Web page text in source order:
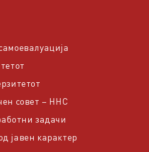
совет – ННС
задачи
јавен карактер